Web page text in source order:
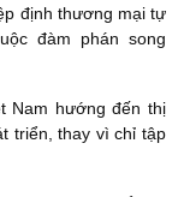
định thương mại tự
đàm phán song
Nam hướng đến thị
triển, thay vì chỉ tập